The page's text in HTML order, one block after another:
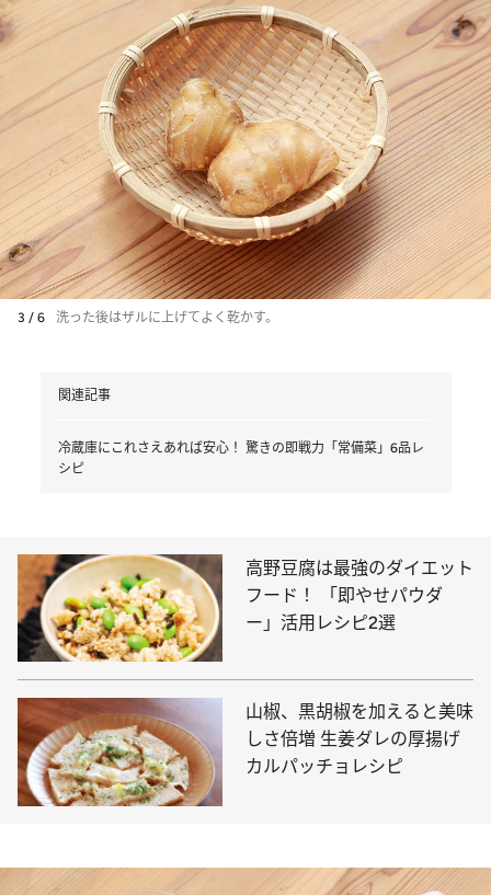
3 / 6 洗った後はザルに上げてよく乾かす。
関連記事
冷蔵庫にこれさえあれば安心！ 驚きの即戦力「常備菜」6品レ
シピ
高野豆腐は最強のダイエット
フード！ 「即やせパウダ
ー」活用レシピ2選
山椒、黒胡椒を加えると美味
しさ倍増 生姜ダレの厚揚げ
カルパッチョレシピ